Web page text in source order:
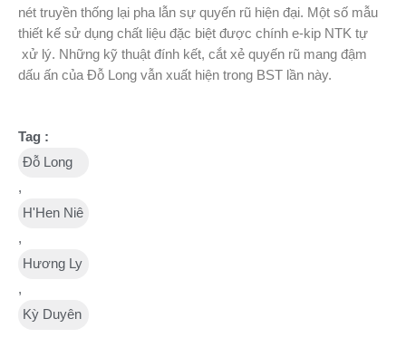
nét truyền thống lại pha lẫn sự quyến rũ hiện đại. Một số mẫu
thiết kế sử dụng chất liệu đặc biệt được chính e-kip NTK tự
xử lý. Những kỹ thuật đính kết, cắt xẻ quyến rũ mang đậm
dấu ấn của Đỗ Long vẫn xuất hiện trong BST lần này.
Tag :
Đỗ Long
,
H'Hen Niê
,
Hương Ly
,
Kỳ Duyên